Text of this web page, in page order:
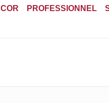
PROFESSIONNEL